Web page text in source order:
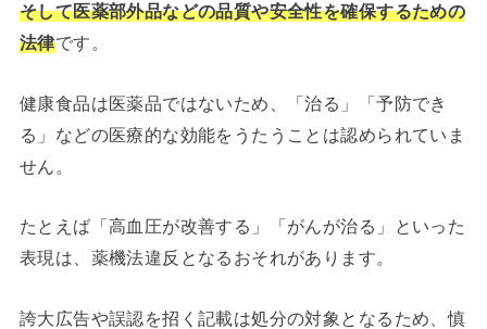
そして医薬部外品などの品質や安全性を確保するための
法律です。
健康食品は医薬品ではないため、「治る」「予防でき
る」などの医療的な効能をうたうことは認められていま
せん。
たとえば「高血圧が改善する」「がんが治る」といった
表現は、薬機法違反となるおそれがあります。
誇大広告や誤認を招く記載は処分の対象となるため、慎